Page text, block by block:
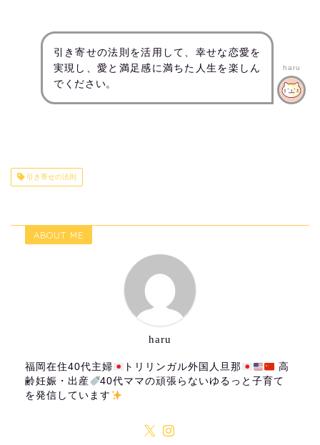
引き寄せの法則を活用して、幸せな恋愛を
実現し、愛と満足感に満ちた人生を楽しん
でください。
haru
引き寄せの法則
ABOUT ME
haru
福岡在住40代主婦 トリリンガル外国人旦那
高
齢妊娠・出産
40代ママの頑張らないゆるっと子育て
を発信しています